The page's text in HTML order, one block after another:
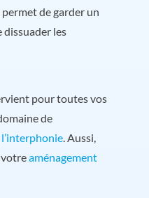
de garder un
les
pour toutes vos
de
l’interphonie. Aussi,
aménagement